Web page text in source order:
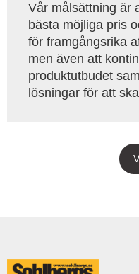
Vår målsättning är
bästa möjliga pris
för framgångsrika
men även att
produktutbudet
lösningar för att